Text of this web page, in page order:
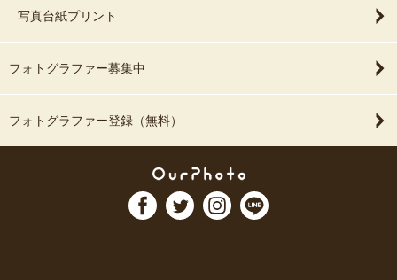
写真台紙プリント
フォトグラファー募集中
フォトグラファー登録（無料）